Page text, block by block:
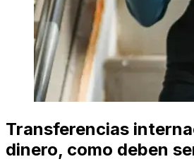
Transferencias
dinero, como deben